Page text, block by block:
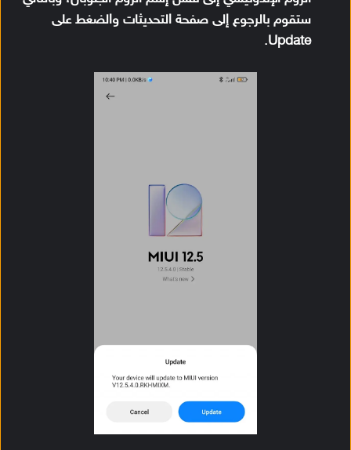
ستقوم بالرجوع إلى صفحة التحديثات والضغط على
Update.